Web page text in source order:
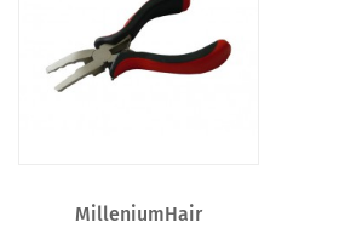
MilleniumHair